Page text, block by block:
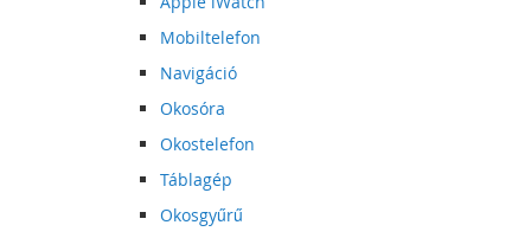
Mobiltelefon
Navigáció
Okosóra
Okostelefon
Táblagép
Okosgyűrű